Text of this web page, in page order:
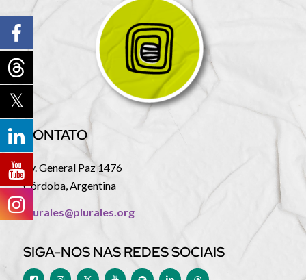
CONTATO
Av. General Paz 1476
Córdoba, Argentina
plurales@plurales.org
SIGA-NOS NAS REDES SOCIAIS